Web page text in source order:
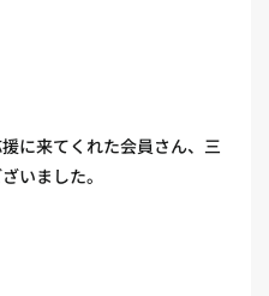
に来てくれた会員さん、三
いました。